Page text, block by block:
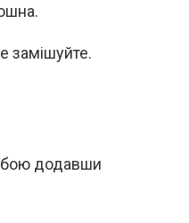
замішуйте.
додавши